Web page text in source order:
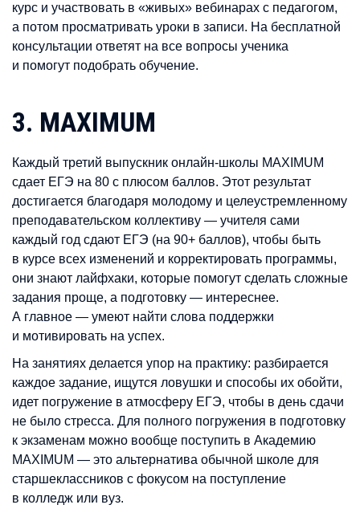
курс и участвовать в «живых» вебинарах с педагогом,
а потом просматривать уроки в записи. На бесплатной
консультации ответят на все вопросы ученика
и помогут подобрать обучение.
3. MAXIMUM
Каждый третий выпускник онлайн-школы MAXIMUM
сдает ЕГЭ на 80 с плюсом баллов. Этот результат
достигается благодаря молодому и целеустремленному
преподавательском коллективу — учителя сами
каждый год сдают ЕГЭ (на 90+ баллов), чтобы быть
в курсе всех изменений и корректировать программы,
они знают лайфхаки, которые помогут сделать сложные
задания проще, а подготовку — интереснее.
А главное — умеют найти слова поддержки
и мотивировать на успех.
На занятиях делается упор на практику: разбирается
каждое задание, ищутся ловушки и способы их обойти,
идет погружение в атмосферу ЕГЭ, чтобы в день сдачи
не было стресса. Для полного погружения в подготовку
к экзаменам можно вообще поступить в Академию
MAXIMUM — это альтернатива обычной школе для
старшеклассников с фокусом на поступление
в колледж или вуз.